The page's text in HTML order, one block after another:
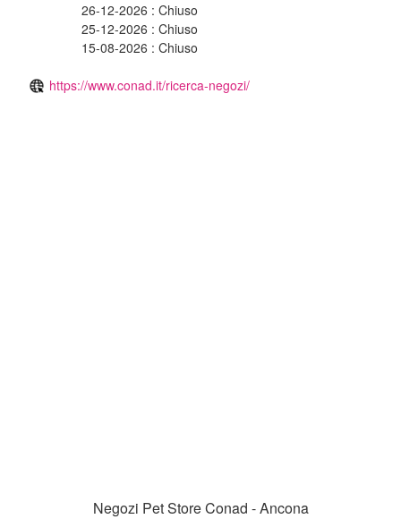
26-12-2026 : Chiuso
25-12-2026 : Chiuso
15-08-2026 : Chiuso
https://www.conad.it/ricerca-negozi/
Negozi Pet Store Conad - Ancona